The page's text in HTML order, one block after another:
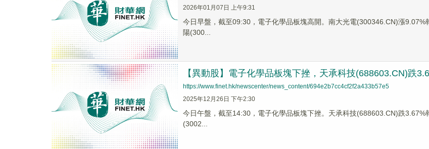
2026年01月07日 上午9:31
今日早盤，截至09:30，電子化學品板塊高開。南大光電(300346.CN)漲
陽(300...
【異動股】電子化學品板塊下挫，天承科技(688603.CN)跌
https://www.finet.hk/newscenter/news_content/694e2b7cc4cf2f2a433b57e5
2025年12月26日 下午2:30
今日午盤，截至14:30，電子化學品板塊下挫。天承科技(688603.CN)跌
(3002...